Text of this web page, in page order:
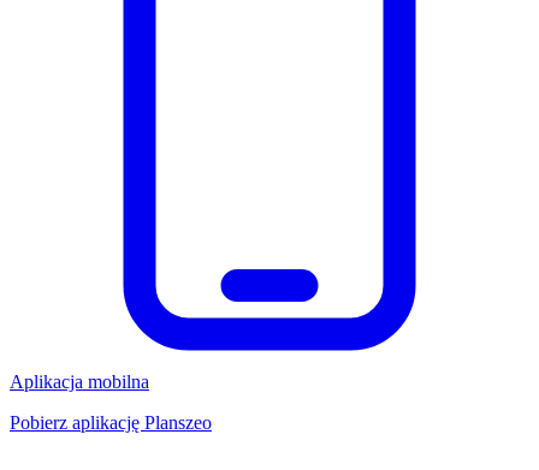
Aplikacja mobilna
Pobierz aplikację Planszeo